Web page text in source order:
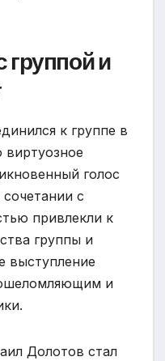
группой и
к группе в
виртуозное
голос
с
привлекли к
группы и
выступление
и
Долотов стал